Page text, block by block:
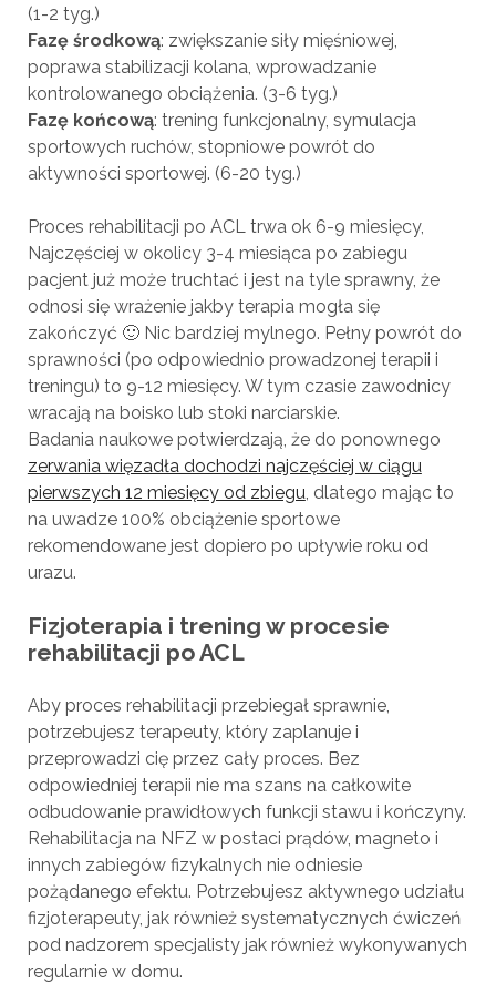
(1-2 tyg.)
Fazę środkową: zwiększanie siły mięśniowej,
poprawa stabilizacji kolana, wprowadzanie
kontrolowanego obciążenia. (3-6 tyg.)
Fazę końcową: trening funkcjonalny, symulacja
sportowych ruchów, stopniowe powrót do
aktywności sportowej. (6-20 tyg.)
Proces rehabilitacji po ACL trwa ok 6-9 miesięcy,
Najczęściej w okolicy 3-4 miesiąca po zabiegu
pacjent już może truchtać i jest na tyle sprawny, że
odnosi się wrażenie jakby terapia mogła się
zakończyć 🙂 Nic bardziej mylnego. Pełny powrót do
sprawności (po odpowiednio prowadzonej terapii i
treningu) to 9-12 miesięcy. W tym czasie zawodnicy
wracają na boisko lub stoki narciarskie.
Badania naukowe potwierdzają, że do ponownego
zerwania więzadła dochodzi najczęściej w ciągu
pierwszych 12 miesięcy od zbiegu, dlatego mając to
na uwadze 100% obciążenie sportowe
rekomendowane jest dopiero po upływie roku od
urazu.
Fizjoterapia i trening w procesie
rehabilitacji po ACL
Aby proces rehabilitacji przebiegał sprawnie,
potrzebujesz terapeuty, który zaplanuje i
przeprowadzi cię przez cały proces. Bez
odpowiedniej terapii nie ma szans na całkowite
odbudowanie prawidłowych funkcji stawu i kończyny.
Rehabilitacja na NFZ w postaci prądów, magneto i
innych zabiegów fizykalnych nie odniesie
pożądanego efektu. Potrzebujesz aktywnego udziału
fizjoterapeuty, jak również systematycznych ćwiczeń
pod nadzorem specjalisty jak również wykonywanych
regularnie w domu.